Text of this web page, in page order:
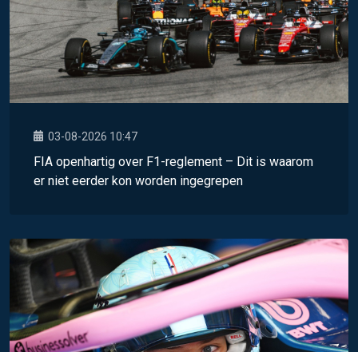
03-08-2026 10:47
FIA openhartig over F1-reglement – Dit is waarom
er niet eerder kon worden ingegrepen